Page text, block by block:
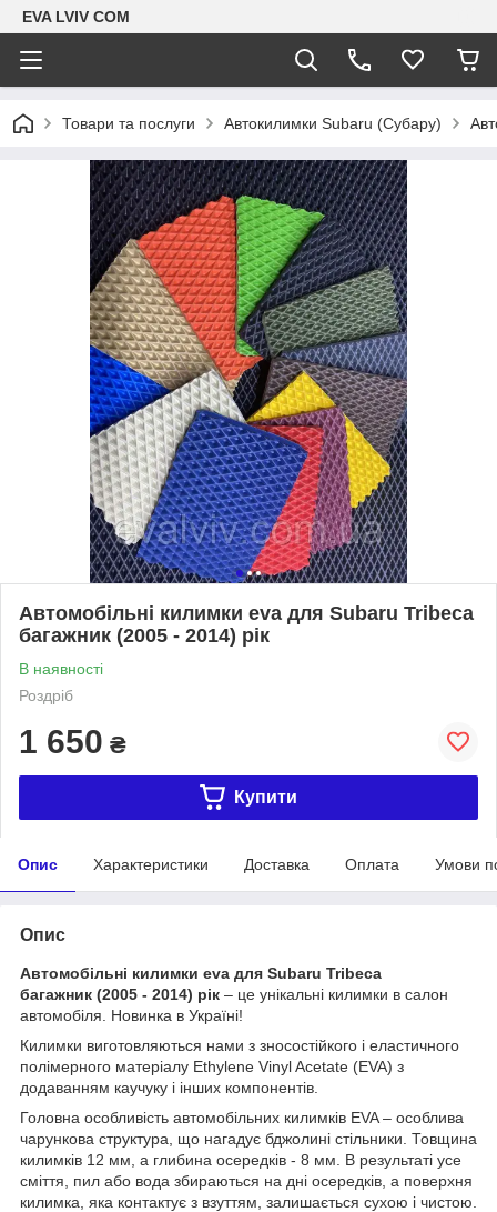
EVA LVIV COM
Товари та послуги Автокилимки Subaru (Субару)
Автомобільні килимки eva для Subaru Tribeca
багажник (2005 - 2014) рік
В наявності
Роздріб
1 650 ₴
Купити
Опис Характеристики Доставка Оплата Умови
Опис
Автомобільні килимки eva для Subaru Tribeca
багажник (2005 - 2014) рік – це унікальні килимки в салон
автомобіля. Новинка в Україні!
Килимки виготовляються нами з зносостійкого і еластичного
полімерного матеріалу Ethylene Vinyl Acetate (EVA) з
додаванням каучуку і інших компонентів.
Головна особливість автомобільних килимків EVA – особлива
чарункова структура, що нагадує бджолині стільники. Товщина
килимків 12 мм, а глибина осередків - 8 мм. В результаті усе
сміття, пил або вода збираються на дні осередків, а поверхня
килимка, яка контактує з взуттям, залишається сухою і чистою.